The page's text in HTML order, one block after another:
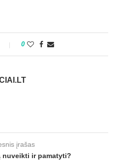
0
įrašas
nuveikti ir pamatyti?